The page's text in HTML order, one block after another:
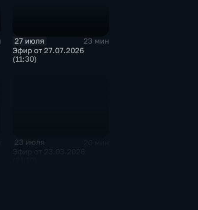
27 июля
23 мин
Эфир от 27.07.2026
(11:30)
23 июля